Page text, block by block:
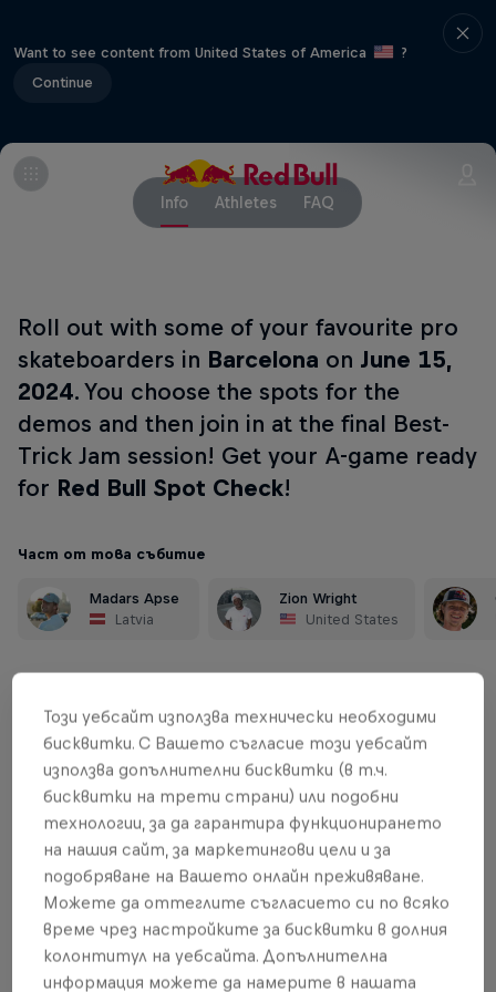
Want to see content from United States of America
?
Continue
Info Athletes FAQ
Roll out with some of your favourite pro
skateboarders in Barcelona on June 15,
2024. You choose the spots for the
demos and then join in at the final Best-
Trick Jam session! Get your A-game ready
for Red Bull Spot Check!
Част от това събитие
Madars Apse
Latvia
Zion Wright
United States
Обобщение
What is Red Bull Spot Check?
Top three spots unlocked!
Prize
Този уебсайт използва технически необходими
бисквитки. С Вашето съгласие този уебсайт
използва допълнителни бисквитки (в т.ч.
бисквитки на трети страни) или подобни
технологии, за да гарантира функционирането
на нашия сайт, за маркетингови цели и за
подобряване на Вашето онлайн преживяване.
Можете да оттеглите съгласието си по всяко
време чрез настройките за бисквитки в долния
колонтитул на уебсайта. Допълнителна
информация можете да намерите в нашата